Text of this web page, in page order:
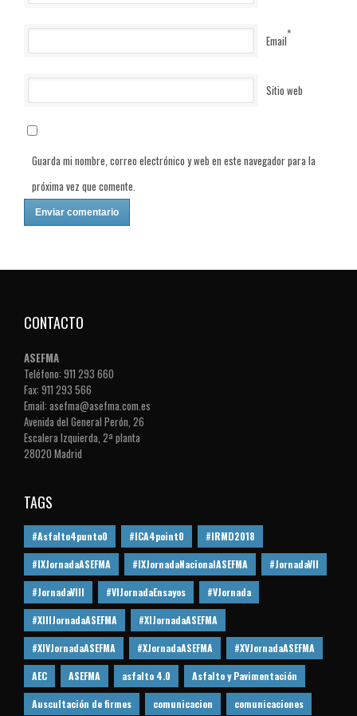
Email*
Sitio web
Guarda mi nombre, correo electrónico y web en este navegador para la
próxima vez que comente.
CONTACTO
ASEFMA
Teléfono: 911 293 660
Fax: 911 293 566
Email: asefma@asefma.com.es
Avenida del General Perón, 26
Escalera Izquierda, 2ª planta
28020 Madrid
TAGS
#Asfalto4punto0 #ICA4point0 #IRMD2018
#IXJornadaASEFMA #IXJornadaNacionalASEFMA #JornadaVII
#JornadaVIII #VIJornadaEnsayos #VJornada
#XIIIJornadaASEFMA #XIJornadaASEFMA
#XIVJornadaASEFMA #XJornadaASEFMA #XVJornadaASEFMA
AEC ASEFMA asfalto 4.0 Asfalto y Pavimentación
Auscultación de firmes comunicacion comunicaciones